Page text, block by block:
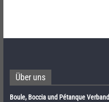
Über uns
Boule, Boccia und Pétanque Verband